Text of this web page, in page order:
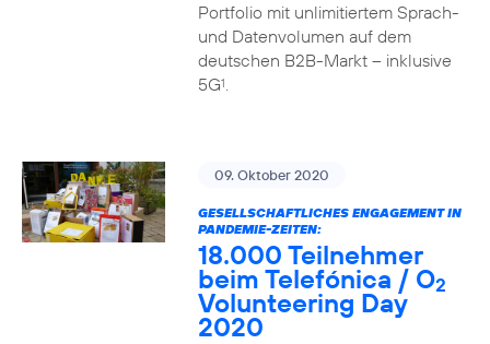
Portfolio mit unlimitiertem Sprach-
und Datenvolumen auf dem
deutschen B2B-Markt – inklusive
5G1.
09. Oktober 2020
GESELLSCHAFTLICHES ENGAGEMENT IN
PANDEMIE-ZEITEN:
18.000 Teilnehmer
beim Telefónica / O2
Volunteering Day
2020